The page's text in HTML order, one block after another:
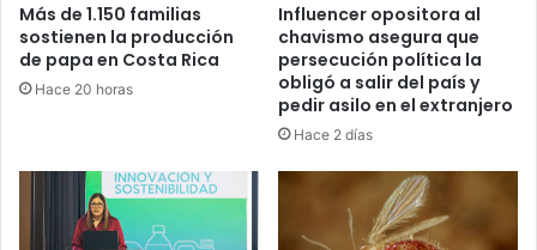
Más de 1.150 familias
sostienen la producción
de papa en Costa Rica
Hace 20 horas
Influencer opositora al
chavismo asegura que
persecución política la
obligó a salir del país y
pedir asilo en el extranjero
Hace 2 días